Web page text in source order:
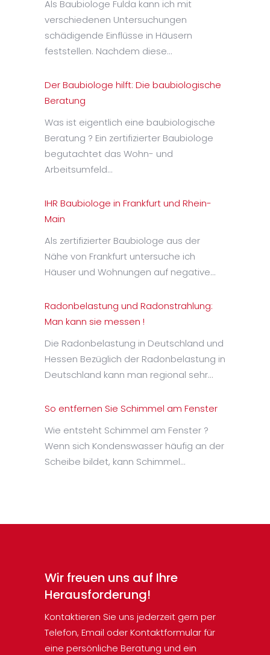
Als Baubiologe Fulda kann ich mit
verschiedenen Untersuchungen
schädigende Einflüsse in Häusern
feststellen. Nachdem diese…
Der Baubiologe hilft: Die baubiologische
Beratung
Was ist eigentlich eine baubiologische
Beratung ? Ein zertifizierter Baubiologe
begutachtet das Wohn- und
Arbeitsumfeld…
IHR Baubiologe in Frankfurt und Rhein-
Main
Als zertifizierter Baubiologe aus der
Nähe von Frankfurt untersuche ich
Häuser und Wohnungen auf negative…
Radonbelastung und Radonstrahlung:
Man kann sie messen !
Die Radonbelastung in Deutschland und
Hessen Bezüglich der Radonbelastung in
Deutschland kann man regional sehr…
So entfernen Sie Schimmel am Fenster
Wie entsteht Schimmel am Fenster ?
Wenn sich Kondenswasser häufig an der
Scheibe bildet, kann Schimmel…
Wir freuen uns auf Ihre
Herausforderung!
Kontaktieren Sie uns jederzeit gern per
Telefon, Email oder Kontaktformular für
eine persönliche Beratung und ein